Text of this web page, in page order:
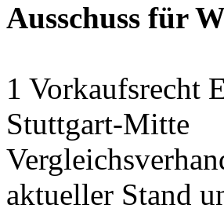
Ausschuss für
1 Vorkaufsrecht
Stuttgart-Mitte
aktueller Stand